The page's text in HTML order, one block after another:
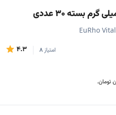
EuRho
امتیاز 8
4.3
تومان.